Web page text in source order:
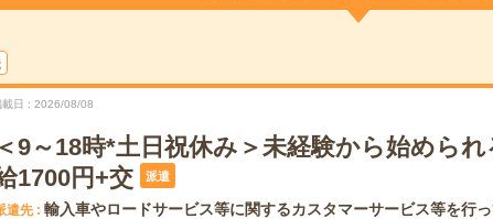
日 2026/08/08
＜9～18時*土日祝休み＞未経験から始めら
1700円+交
派遣
遣先 輸入車やロードサービス等に関するカスタマーサービス等を行っ